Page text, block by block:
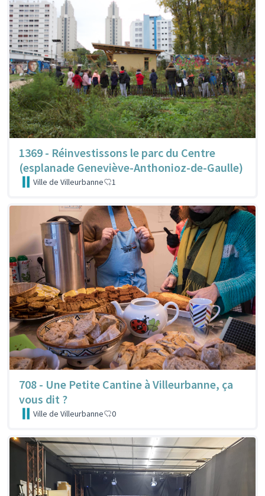
1369 - Réinvestissons le parc du Centre
(esplanade Geneviève-Anthonioz-de-Gaulle)
Ville de Villeurbanne 1
708 - Une Petite Cantine à Villeurbanne, ça
vous dit ?
Ville de Villeurbanne 0